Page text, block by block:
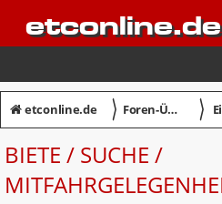
etconline.de 〉 Foren-Übersicht 〉
BIETE / SUCHE /